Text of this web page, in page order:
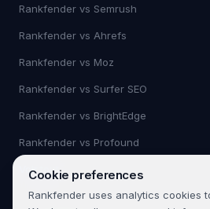
Rankfender vs Semrush
Rankfender vs Ahrefs
Rankfender vs Moz
Rankfender vs Surfer SEO
Rankfender vs BrightEdge
Rankfender vs Profound
Voir tout →
Cookie preferences
Rankfender uses analytics cookies